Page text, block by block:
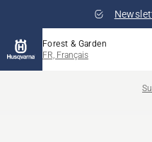
Forest & Garden
FR, Français